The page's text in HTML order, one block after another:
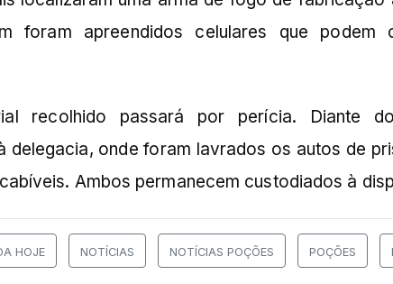
foram apreendidos celulares que
recolhido passará por perícia. Diante
delegacia, onde foram lavrados os autos de
Ambos permanecem custodiados à
HOJE NOTÍCIAS NOTÍCIAS POÇÕES POÇÕES